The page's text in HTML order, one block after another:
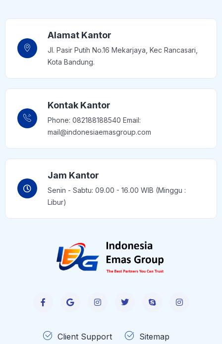
Alamat Kantor
Jl. Pasir Putih No.16 Mekarjaya, Kec Rancasari,
Kota Bandung.
Kontak Kantor
Phone: 082188188540 Email:
mail@indonesiaemasgroup.com
Jam Kantor
Senin - Sabtu: 09.00 - 16.00 WIB (Minggu :
Libur)
Client Support Sitemap